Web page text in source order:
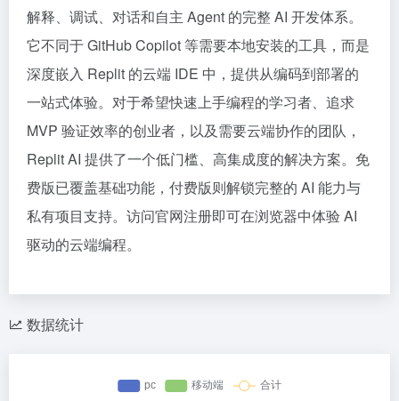
解释、调试、对话和自主 Agent 的完整 AI 开发体系。
它不同于 GitHub Copilot 等需要本地安装的工具，而是
深度嵌入 Replit 的云端 IDE 中，提供从编码到部署的
一站式体验。对于希望快速上手编程的学习者、追求
MVP 验证效率的创业者，以及需要云端协作的团队，
Replit AI 提供了一个低门槛、高集成度的解决方案。免
费版已覆盖基础功能，付费版则解锁完整的 AI 能力与
私有项目支持。访问官网注册即可在浏览器中体验 AI
驱动的云端编程。
数据统计